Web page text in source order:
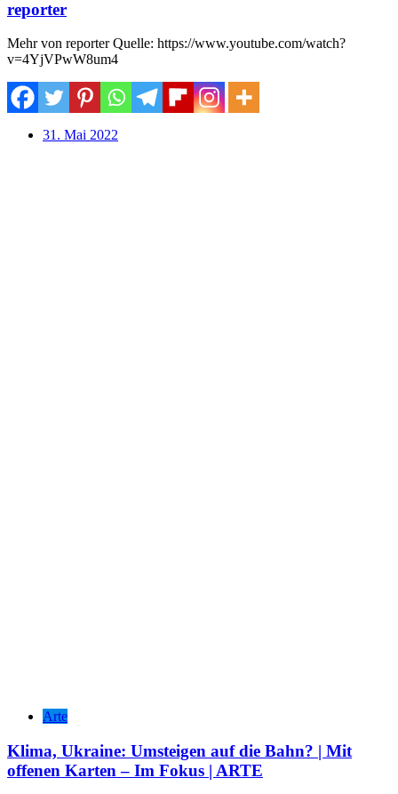
reporter
Mehr von reporter Quelle: https://www.youtube.com/watch?
v=4YjVPwW8um4
31. Mai 2022
Arte
Klima, Ukraine: Umsteigen auf die Bahn? | Mit
offenen Karten – Im Fokus | ARTE